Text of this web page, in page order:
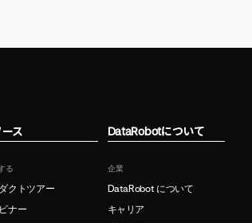
ス
る
クトツアー
ナー
DataRobotについて
企業
DataRobot について
キャリア